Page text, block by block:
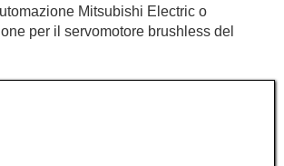
Mitsubishi Electric o
per il servomotore brushless del